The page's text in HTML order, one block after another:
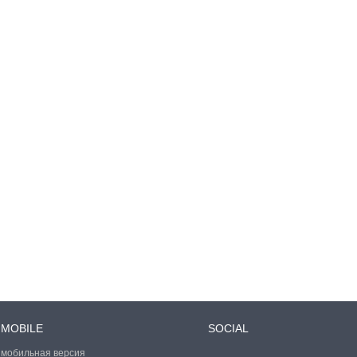
MOBILE
мобильная версия
SOCIAL